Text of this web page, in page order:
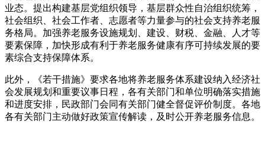
业态。提出构建基层党组织领导，基层群众性自治组织统筹，
社会组织、社会工作者、志愿者等力量参与的社会支持养老服
务格局。加强养老服务设施规划、建设、财税、金融、人才等
要素保障，加快形成有利于养老服务健康有序可持续发展的要
素综合支持保障体系。
此外，《若干措施》要求各地将养老服务体系建设纳入经济社
会发展规划和重要议事日程，各有关部门和单位明确落实措施
和进度安排，民政部门会同有关部门健全督促评价制度。各地
各有关部门主动做好政策宣传解读，及时公开养老服务信息。